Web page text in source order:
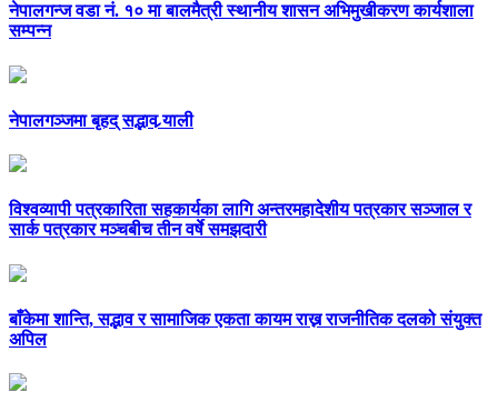
नेपालगन्ज वडा नं. १० मा बालमैत्री स्थानीय शासन अभिमुखीकरण कार्यशाला
सम्पन्न
नेपालगञ्जमा बृहद् सद्भाव र्‍याली
विश्वव्यापी पत्रकारिता सहकार्यका लागि अन्तरमहादेशीय पत्रकार सञ्जाल र
सार्क पत्रकार मञ्चबीच तीन वर्षे समझदारी
बाँकेमा शान्ति, सद्भाव र सामाजिक एकता कायम राख्न राजनीतिक दलको संयुक्त
अपिल